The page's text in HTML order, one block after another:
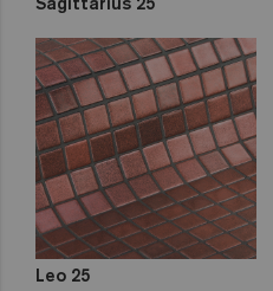
Leo 25